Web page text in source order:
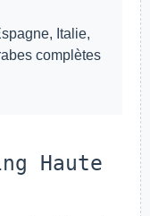
Italie,
complètes
Haute